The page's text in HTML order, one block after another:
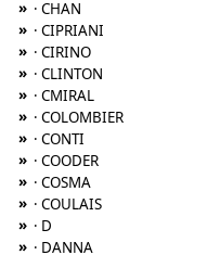
» · CHAN
» · CIPRIANI
» · CIRINO
» · CLINTON
» · CMIRAL
» · COLOMBIER
» · CONTI
» · COODER
» · COSMA
» · COULAIS
» · D
» · DANNA